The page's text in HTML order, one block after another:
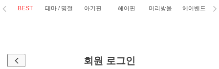
BEST 테마 / 명절 아기핀 헤어핀 머리방울 헤어밴드
회원 로그인